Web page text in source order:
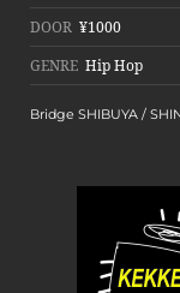
DOOR ¥1000
GENRE Hip Hop
Bridge SHIBUYA /